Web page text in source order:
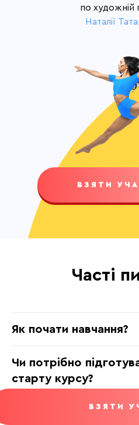
по художній
Наталії
ВЗЯТИ
Часті
Як почати навчання?
Чи потрібно
старту курсу?
ВЗЯТИ